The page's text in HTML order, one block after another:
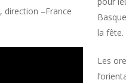
, direction –France
la fête.
Les